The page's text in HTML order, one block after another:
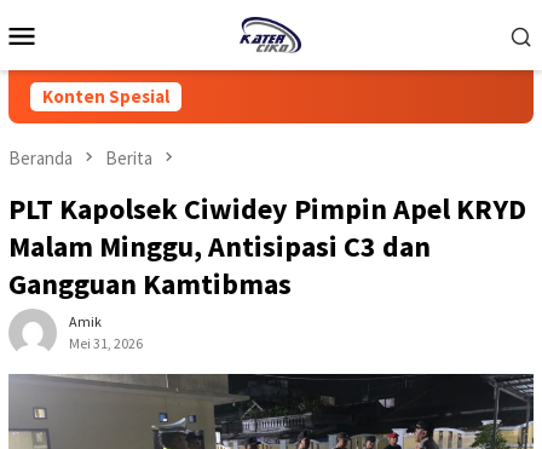
ke
Mobile
Konten Spesial
Beranda Berita
PLT Kapolsek Ciwidey Pimpin Apel KRYD
Malam Minggu, Antisipasi C3 dan
Gangguan Kamtibmas
Amik
Mei 31, 2026